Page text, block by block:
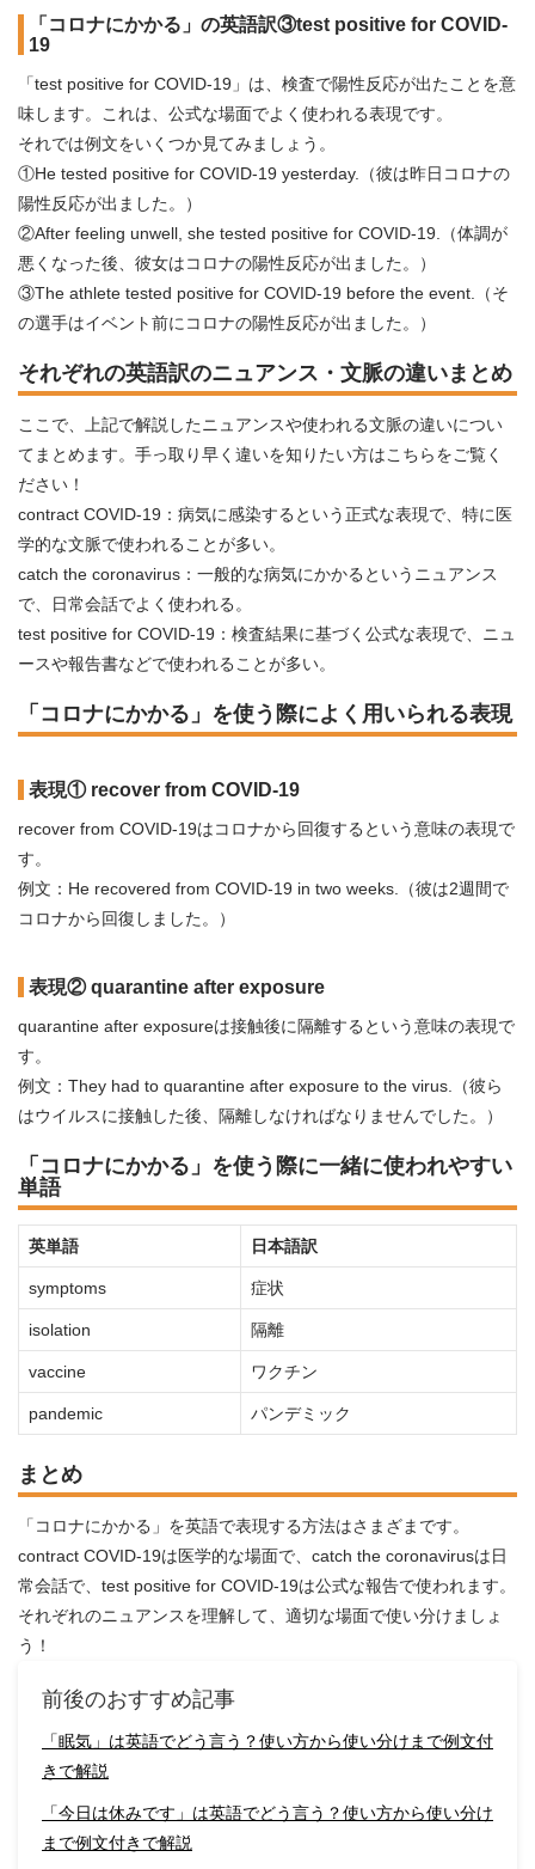
「コロナにかかる」の英語訳③test positive for COVID-
19
「test positive for COVID-19」は、検査で陽性反応が出たことを意
味します。これは、公式な場面でよく使われる表現です。
それでは例文をいくつか見てみましょう。
①He tested positive for COVID-19 yesterday.（彼は昨日コロナの
陽性反応が出ました。）
②After feeling unwell, she tested positive for COVID-19.（体調が
悪くなった後、彼女はコロナの陽性反応が出ました。）
③The athlete tested positive for COVID-19 before the event.（そ
の選手はイベント前にコロナの陽性反応が出ました。）
それぞれの英語訳のニュアンス・文脈の違いまとめ
ここで、上記で解説したニュアンスや使われる文脈の違いについ
てまとめます。手っ取り早く違いを知りたい方はこちらをご覧く
ださい！
contract COVID-19：病気に感染するという正式な表現で、特に医
学的な文脈で使われることが多い。
catch the coronavirus：一般的な病気にかかるというニュアンス
で、日常会話でよく使われる。
test positive for COVID-19：検査結果に基づく公式な表現で、ニュ
ースや報告書などで使われることが多い。
「コロナにかかる」を使う際によく用いられる表現
表現① recover from COVID-19
recover from COVID-19はコロナから回復するという意味の表現で
す。
例文：He recovered from COVID-19 in two weeks.（彼は2週間で
コロナから回復しました。）
表現② quarantine after exposure
quarantine after exposureは接触後に隔離するという意味の表現で
す。
例文：They had to quarantine after exposure to the virus.（彼ら
はウイルスに接触した後、隔離しなければなりませんでした。）
「コロナにかかる」を使う際に一緒に使われやすい
単語
英単語 日本語訳
symptoms 症状
isolation 隔離
vaccine ワクチン
pandemic パンデミック
まとめ
「コロナにかかる」を英語で表現する方法はさまざまです。
contract COVID-19は医学的な場面で、catch the coronavirusは日
常会話で、test positive for COVID-19は公式な報告で使われます。
それぞれのニュアンスを理解して、適切な場面で使い分けましょ
う！
前後のおすすめ記事
「眠気」は英語でどう言う？使い方から使い分けまで例文付
きで解説
「今日は休みです」は英語でどう言う？使い方から使い分け
まで例文付きで解説